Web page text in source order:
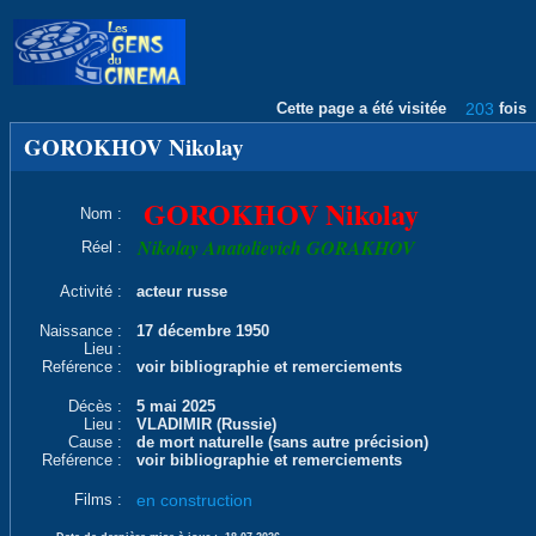
Cette page a été visitée 203 fois
GOROKHOV Nikolay
Nom : GOROKHOV Nikolay
Réel : Nikolay Anatolievich GORAKHOV
Activité : acteur russe
Naissance :
17 décembre 1950
Lieu :
Reférence :
voir bibliographie et remerciements
Décès :
5 mai 2025
Lieu :
VLADIMIR (Russie)
Cause :
de mort naturelle (sans autre précision)
Reférence :
voir bibliographie et remerciements
Films : en construction